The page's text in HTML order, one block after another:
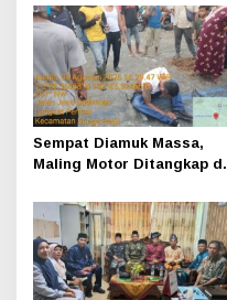
Sempat Diamuk Massa,
Maling Motor Ditangkap di